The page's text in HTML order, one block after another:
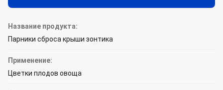
Название продукта:
Парники сброса крыши зонтика
Применение:
Цветки плодов овоща